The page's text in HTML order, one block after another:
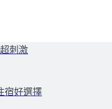
刺激
宿好選擇